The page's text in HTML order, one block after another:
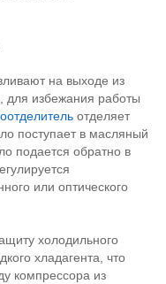
на выходе из
для избежания работы
отделяет
поступает в масляный
подается обратно в
или оптического
холодильного
хладагента, что
компрессора из